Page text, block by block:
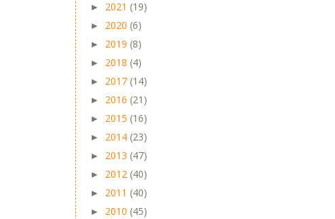
► 2021 (19)
► 2020 (6)
► 2019 (8)
► 2018 (4)
► 2017 (14)
► 2016 (21)
► 2015 (16)
► 2014 (23)
► 2013 (47)
► 2012 (40)
► 2011 (40)
► 2010 (45)